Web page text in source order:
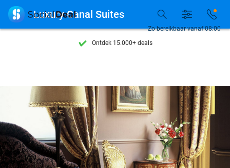
Ontdek 15.000+ deals
10+ miljoen leden
9,4 op basis van 206.237 reviews
Ontdek 15.000+ deals
7 dagen per week beschikbaar
10+ miljoen leden
Zo bereikbaar vanaf 08:00
 Luxury Canal Suites